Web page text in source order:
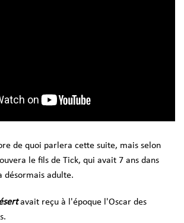
de quoi parlera cette suite, mais selon
le fils de Tick, qui avait 7 ans dans
désormais adulte.
avait reçu à l'époque l'Oscar des